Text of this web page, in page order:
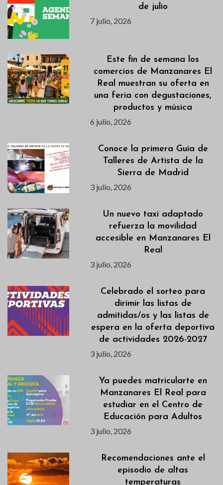
de julio
7 julio, 2026
Este fin de semana los
comercios de Manzanares El
Real muestran su oferta en
una feria con degustaciones,
productos y música
6 julio, 2026
Conoce la primera Guía de
Talleres de Artista de la
Sierra de Madrid
3 julio, 2026
Un nuevo taxi adaptado
refuerza la movilidad
accesible en Manzanares El
Real
3 julio, 2026
Celebrado el sorteo para
dirimir las listas de
admitidas/os y las listas de
espera en la oferta deportiva
de actividades 2026-2027
3 julio, 2026
Ya puedes matricularte en
Manzanares El Real para
estudiar en el Centro de
Educación para Adultos
3 julio, 2026
Recomendaciones ante el
episodio de altas
temperaturas